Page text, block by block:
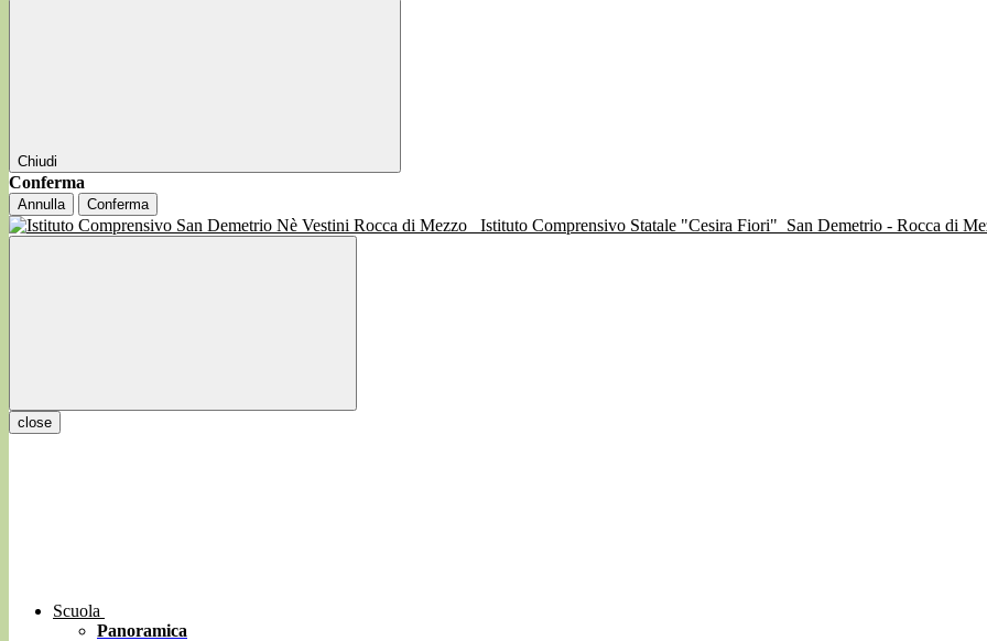
Chiudi
Conferma
Annulla Conferma
Istituto Comprensivo Statale "Cesira Fiori" San Demetrio - Rocca di
close
Scuola
Panoramica